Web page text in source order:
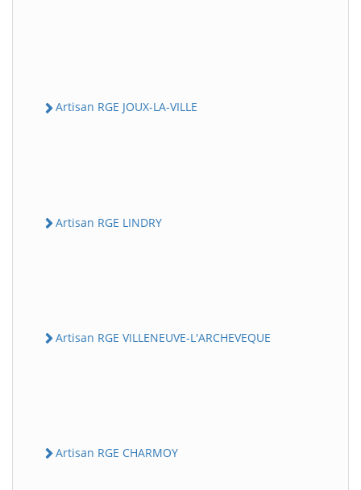
Artisan RGE JOUX-LA-VILLE
Artisan RGE LINDRY
Artisan RGE VILLENEUVE-L'ARCHEVEQUE
Artisan RGE CHARMOY